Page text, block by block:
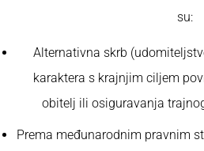
su:
Alternativna skrb
karaktera s krajnjim ciljem
obitelj ili osiguravanja
Prema međunarodnim pravnim